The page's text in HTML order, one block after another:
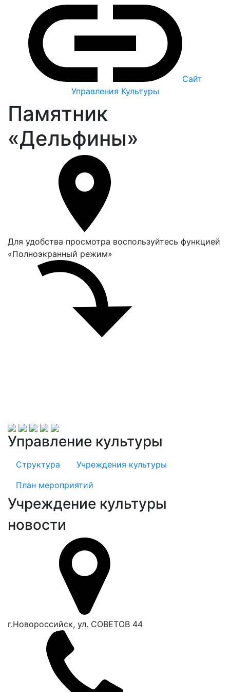
Сайт
Управления Культуры
Памятник
«Дельфины»
Для удобства просмотра воспользуйтесь функцией
«Полноэкранный режим»
Управление культуры
Структура
Учреждения культуры
План мероприятий
Учреждение культуры
новости
г.Новороссийск, ул. СОВЕТОВ 44